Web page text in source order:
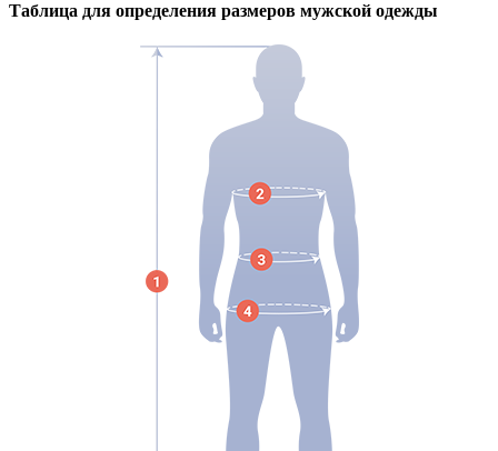
Таблица для определения размеров мужской одежды